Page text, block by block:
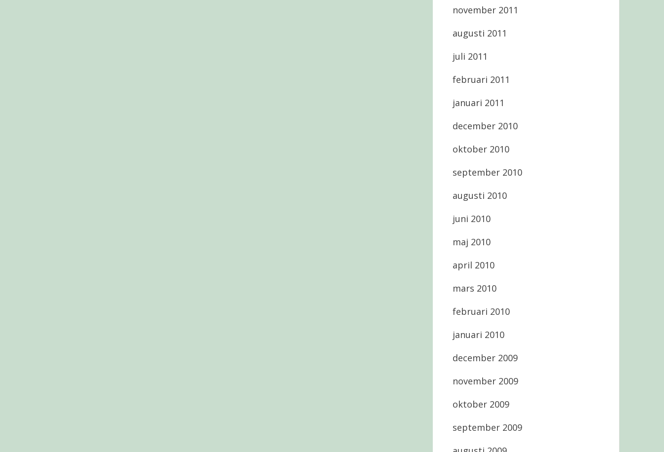
november 2011
augusti 2011
juli 2011
februari 2011
januari 2011
december 2010
oktober 2010
september 2010
augusti 2010
juni 2010
maj 2010
april 2010
mars 2010
februari 2010
januari 2010
december 2009
november 2009
oktober 2009
september 2009